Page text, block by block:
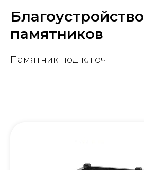
Благоустройство
памятников
Памятник под ключ